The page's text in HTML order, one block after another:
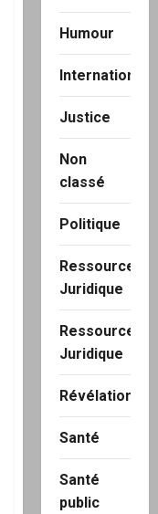
Humour
International
Justice
Non
classé
Politique
Ressource
Juridique
Ressource
Juridique
Révélation
Santé
Santé
public